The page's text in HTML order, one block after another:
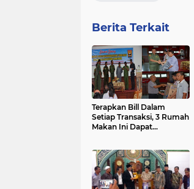
Berita Terkait
Terapkan Bill Dalam
Setiap Transaksi, 3 Rumah
Makan Ini Dapat